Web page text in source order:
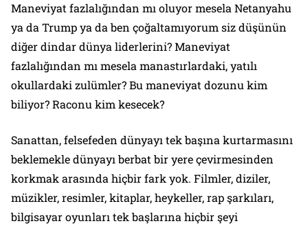
Maneviyat fazlalığından mı oluyor mesela Netanyahu
ya da Trump ya da ben çoğaltamıyorum siz düşünün
diğer dindar dünya liderlerini? Maneviyat
fazlalığından mı mesela manastırlardaki, yatılı
okullardaki zulümler? Bu maneviyat dozunu kim
biliyor? Raconu kim kesecek?
Sanattan, felsefeden dünyayı tek başına kurtarmasını
beklemekle dünyayı berbat bir yere çevirmesinden
korkmak arasında hiçbir fark yok. Filmler, diziler,
müzikler, resimler, kitaplar, heykeller, rap şarkıları,
bilgisayar oyunları tek başlarına hiçbir şeyi